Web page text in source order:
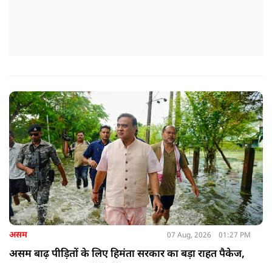
असम 07 Aug, 2026 01:27 PM
असम बाढ़ पीड़ितों के लिए हिमंता सरकार का बड़ा राहत पैकेज,